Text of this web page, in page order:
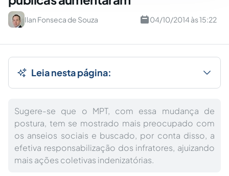
Ilan Fonseca de Souza 04/10/2014 às 15:22
Leia nesta página:
Sugere-se que o MPT, com essa mudança de
postura, tem se mostrado mais preocupado com
os anseios sociais e buscado, por conta disso, a
efetiva responsabilização dos infratores, ajuizando
mais ações coletivas indenizatórias.